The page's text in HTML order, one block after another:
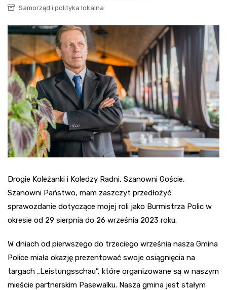
Samorząd i polityka lokalna
Drogie Koleżanki i Koledzy Radni, Szanowni Goście,
Szanowni Państwo, mam zaszczyt przedłożyć
sprawozdanie dotyczące mojej roli jako Burmistrza Polic w
okresie od 29 sierpnia do 26 września 2023 roku.
W dniach od pierwszego do trzeciego września nasza Gmina
Police miała okazję prezentować swoje osiągnięcia na
targach „Leistungsschau”, które organizowane są w naszym
mieście partnerskim Pasewalku. Nasza gmina jest stałym